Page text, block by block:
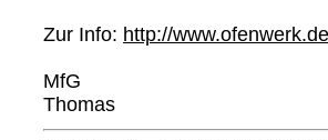
Zur Info: http://
MfG
Thomas